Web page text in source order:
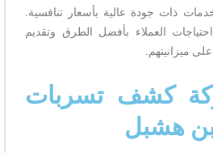
ذات جودة عالية بأسعار تنافسية.
العملاء بأفضل الطرق وتقديم
على ميزانيتهم.
كشف تسربات
بن هشبل